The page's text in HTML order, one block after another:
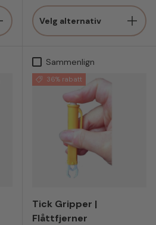
Velg alternativ
Sammenlign
36% rabatt
Tick Gripper |
Flåttfjerner